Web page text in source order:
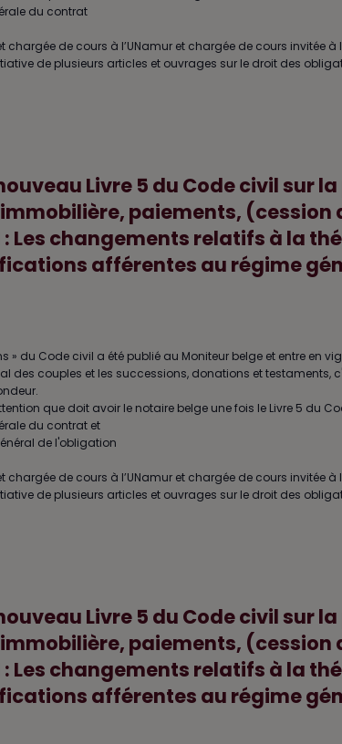
du contrat
chargée de cours à l’UNamur et chargée de cours invitée à
de plusieurs articles et ouvrages sur le droit des
Livre 5 du Code civil sur
paiements, (cession
: Les changements relatifs à la
afférentes au régime
» du Code civil a été publié au Moniteur belge et entre en
des couples et les successions, donations et testaments,
que doit avoir le notaire belge une fois le Livre 5 du
du contrat et
de l'obligation
chargée de cours à l’UNamur et chargée de cours invitée à
de plusieurs articles et ouvrages sur le droit des
Livre 5 du Code civil sur
paiements, (cession
: Les changements relatifs à la
afférentes au régime